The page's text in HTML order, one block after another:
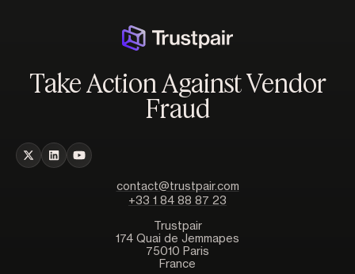
Take Action Against Vendor
Fraud
contact@trustpair.com
+33 1 84 88 87 23
Trustpair
174 Quai de Jemmapes
75010 Paris
France